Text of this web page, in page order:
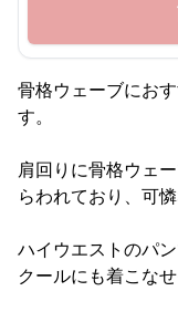
骨格ウェーブにお
す。
肩回りに骨格ウェ
らわれており、可憐
ハイウエストのパ
クールにも着こなせ